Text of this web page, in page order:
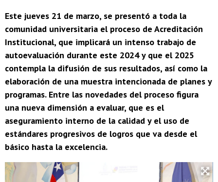
Este jueves 21 de marzo, se presentó a toda la
comunidad universitaria el proceso de Acreditación
Institucional, que implicará un intenso trabajo de
autoevaluación durante este 2024 y que el 2025
contempla la difusión de sus resultados, así como la
elaboración de una muestra intencionada de planes y
programas. Entre las novedades del proceso figura
una nueva dimensión a evaluar, que es el
aseguramiento interno de la calidad y el uso de
estándares progresivos de logros que va desde el
básico hasta la excelencia.